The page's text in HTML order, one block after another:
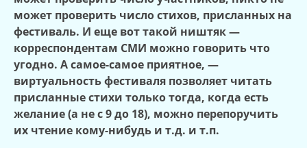
может проверить число стихов, присланных на
фестиваль. И еще вот такой ништяк —
корреспондентам СМИ можно говорить что
угодно. А самое-самое приятное, —
виртуальность фестиваля позволяет читать
присланные стихи только тогда, когда есть
желание (а не с 9 до 18), можно перепоручить
их чтение кому-нибудь и т.д. и т.п.